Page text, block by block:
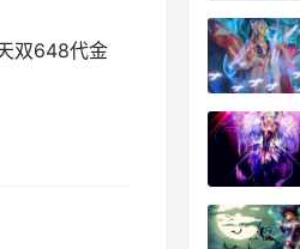
双648代金